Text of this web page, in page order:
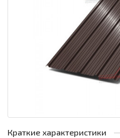
Краткие характеристики